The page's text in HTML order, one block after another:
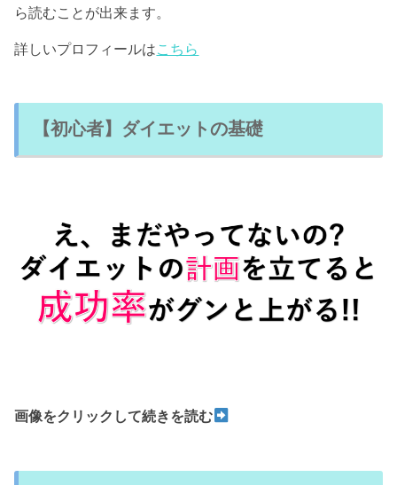
ら読むことが出来ます。
詳しいプロフィールは こちら
【初心者】ダイエットの基礎
画像をクリックして続きを読む